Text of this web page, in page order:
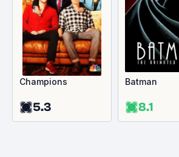
Champions
5.3
Batman
8.1